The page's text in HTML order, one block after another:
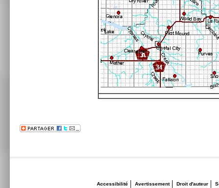
Accessibilité Avertissement Droit d'auteur